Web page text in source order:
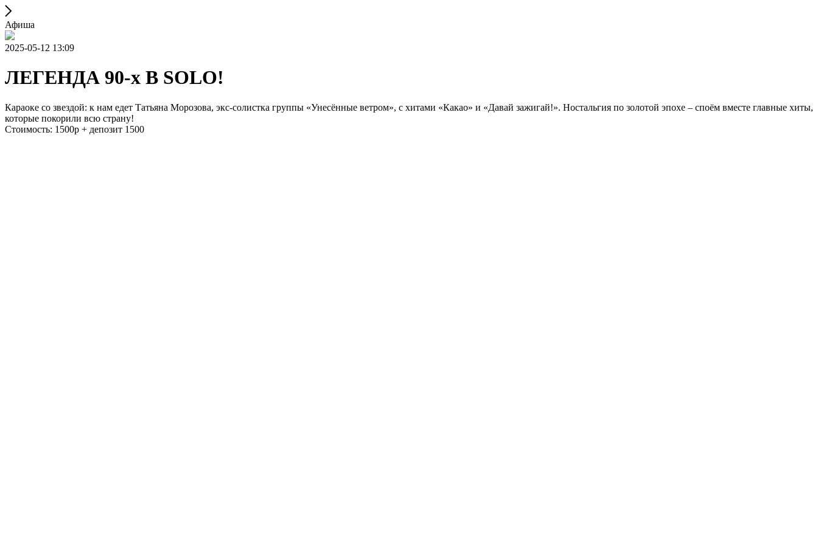
Афиша
2025-05-12 13:09
ЛЕГЕНДА 90-х В SOLO!
Караоке со звездой: к нам едет Татьяна Морозова, экс-солистка группы «Унесённые ветром», с хитами «Какао» и «Давай зажигай!». Ностальгия по золотой эпохе – споём вместе главные хиты,
которые покорили всю страну!
Стоимость: 1500р + депозит 1500